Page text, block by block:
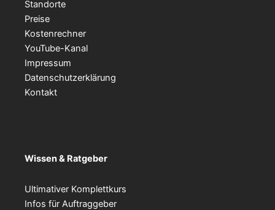
Standorte
Preise
Kostenrechner
YouTube-Kanal
Impressum
Datenschutzerklärung
Kontakt
Wissen & Ratgeber
Ultimativer Komplettkurs
Infos für Auftraggeber